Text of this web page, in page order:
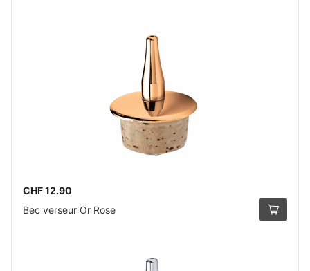
CHF 12.90
Bec verseur Or Rose